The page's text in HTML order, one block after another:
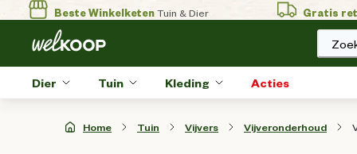
Beste WinkelketenTuin & Dier Gratis
Dier Tuin Kleding Acties
Home Tuin Vijvers Vijveronderhoud